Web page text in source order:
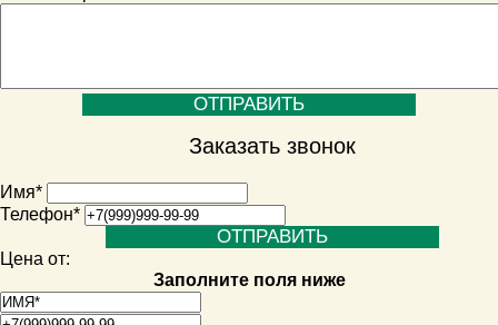
Заказать звонок
Имя*
Телефон*
Цена от:
Заполните поля ниже